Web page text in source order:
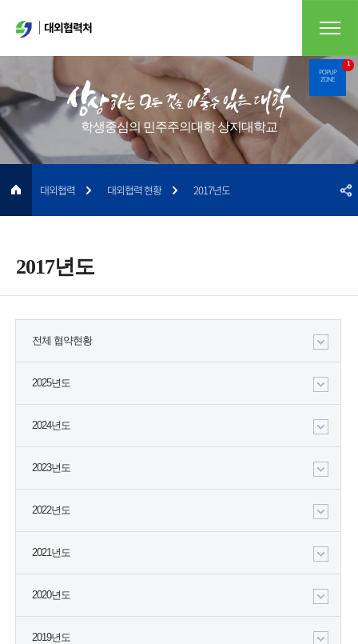
POPUP
ZONE
1
대외협력처
학생중심의 민주주의대학 상지대학교
2017년도
대외협력 대외협력 현황 2017년도
전체 협약현황
2025년도
2024년도
2023년도
2022년도
2021년도
2020년도
2019년도